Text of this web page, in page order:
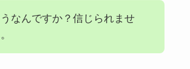
なんですか？信じられませ